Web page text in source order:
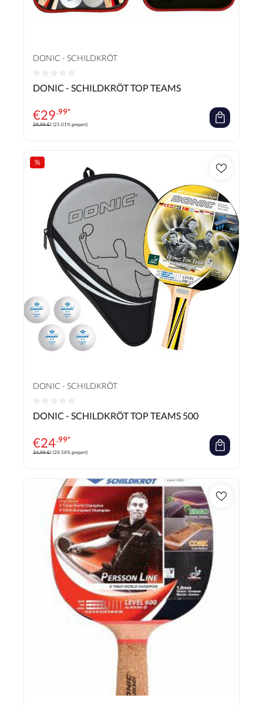
DONIC - SCHILDKRÖT
Durchschnittliche Bewertung von 0 von 5 Sternen
DONIC - SCHILDKRÖT TOP TEAMS
€29.99*
39,99 €* (25.01% gespart)
%
DONIC - SCHILDKRÖT
Durchschnittliche Bewertung von 0 von 5 Sternen
DONIC - SCHILDKRÖT TOP TEAMS 500
€24.99*
34,99 €* (28.58% gespart)